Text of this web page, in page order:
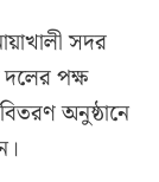
সদর
পক্ষ
অনুষ্ঠানে